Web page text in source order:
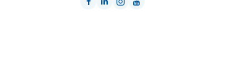
Facebook
LinkedInInstagramYoutube